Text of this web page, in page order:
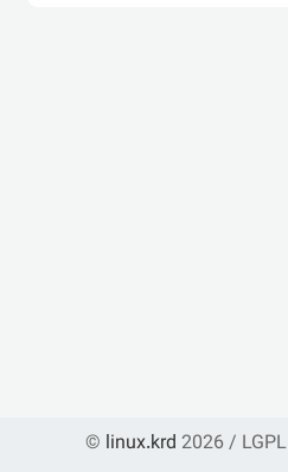
© linux.krd 2026 / LGPL